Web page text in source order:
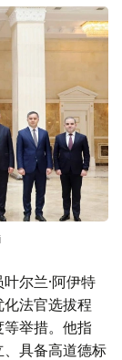
尔兰·阿伊特
法官选拔程
等举措。他指
具备高道德标